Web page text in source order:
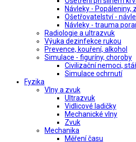
Návleky - Popáleniny,
Ošetřovatelství -
Návleky - trauma
Radiologie a ultrazvuk
Výuka dezinfekce rukou
Prevence, kouření, alkohol
Simulace - figuríny, choroby
Civilizační nemoci,
Simulace ochrnutí
Fyzika
Vlny a zvuk
Ultrazvuk
Vidlicové ladičky
Mechanické vlny
Zvuk
Mechanika
Měření času